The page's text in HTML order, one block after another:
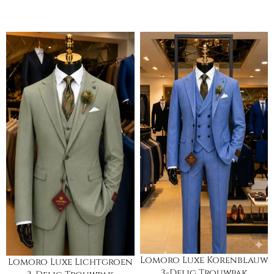
Lomoro Luxe Lichtgroen
Lomoro Luxe Korenblauw